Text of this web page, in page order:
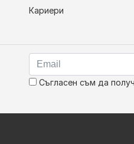
Кариери
Съгласен съм да